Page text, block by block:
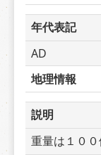
年代表記
AD
地理情報
説明
重量は１００